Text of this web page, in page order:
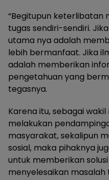
“Begitupun keterlibatan
tugas sendiri-sendiri.
utama nya adalah
lebih bermanfaat. Jika
adalah memberikan
pengetahuan yang
tegasnya.
Karena itu, sebagai
melakukan
masyarakat, sekalipun
sosial, maka pihaknya
untuk memberikan
menyelesaikan masalah